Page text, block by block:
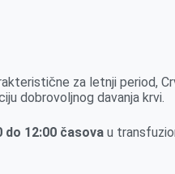
za letnji period,
dobrovoljnog davanja krvi.
do 12:00 časova u